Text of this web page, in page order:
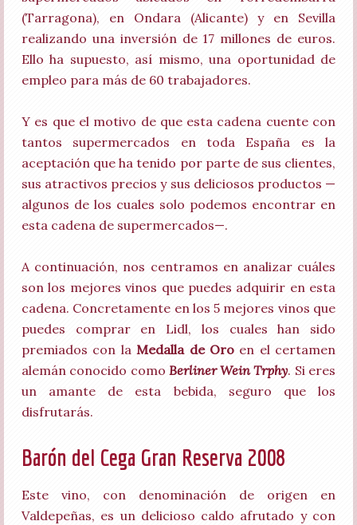
(Tarragona), en Ondara (Alicante) y en Sevilla
realizando una inversión de 17 millones de euros.
Ello ha supuesto, así mismo, una oportunidad de
empleo para más de 60 trabajadores.
Y es que el motivo de que esta cadena cuente con
tantos supermercados en toda España es la
aceptación que ha tenido por parte de sus clientes,
sus atractivos precios y sus deliciosos productos —
algunos de los cuales solo podemos encontrar en
esta cadena de supermercados—.
A continuación, nos centramos en analizar cuáles
son los mejores vinos que puedes adquirir en esta
cadena. Concretamente en los 5 mejores vinos que
puedes comprar en Lidl, los cuales han sido
premiados con laMedalla de Oroen el certamen
alemán conocido como Berliner Wein Trphy. Si eres
un amante de esta bebida, seguro que los
disfrutarás.
Barón del Cega Gran Reserva 2008
Este vino, con denominación de origen en
Valdepeñas, es un delicioso caldo afrutado y con